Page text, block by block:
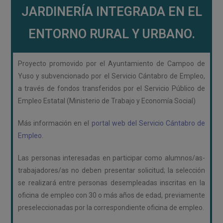
JARDINERÍA INTEGRADA EN EL
ENTORNO RURAL Y URBANO.
Proyecto promovido por el Ayuntamiento de Campoo de
Yuso y subvencionado por el Servicio Cántabro de Empleo,
a través de fondos transferidos por el Servicio Público de
Empleo Estatal (Ministerio de Trabajo y Economía Social)
Más información en el portal web del Servicio Cántabro de
Empleo
Las personas interesadas en participar como alumnos/as-
trabajadores/as no deben presentar solicitud; la selección
se realizará entre personas desempleadas inscritas en la
oficina de empleo con 30 o más años de edad, previamente
preseleccionadas por la correspondiente oficina de empleo.